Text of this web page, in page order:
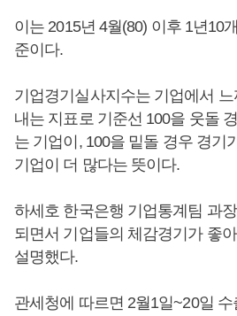
이는 2015년 4월(80) 이후 1년10
준이다.
기업경기실사지수는 기업에서
내는 지표로 기준선 100을 웃돌
는 기업이, 100을 밑돌 경우 경기
기업이 더 많다는 뜻이다.
하세호 한국은행 기업통계팀 과
되면서 기업들의 체감경기가 좋
설명했다.
관세청에 따르면 2월1일~20일